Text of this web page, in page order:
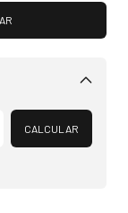
Alterar CEP
CALCULAR